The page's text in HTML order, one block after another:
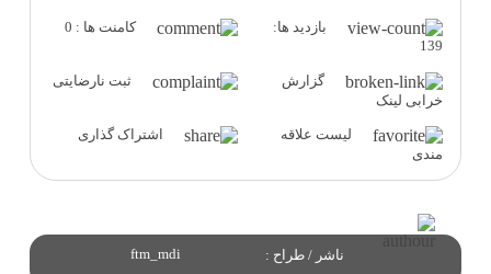
بازدید ها:
139
کامنت ها : 0
گزارش
خرابی لینک
ثبت نارضایتی
لیست علاقه
مندی
اشتراک گذاری
ناشر / طراح : ftm_mdi